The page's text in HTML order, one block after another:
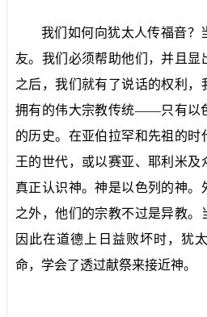
我们如何向犹太人传福音？
友。我们必须帮助他们，并且显
之后，我们就有了说话的权利
拥有的伟大宗教传统——只有以
的历史。在亚伯拉罕和先祖的
王的世代，或以赛亚、耶利米及
真正认识神。神是以色列的神。
之外，他们的宗教不过是异教
因此在道德上日益败坏时，犹
命，学会了透过献祭来接近神。